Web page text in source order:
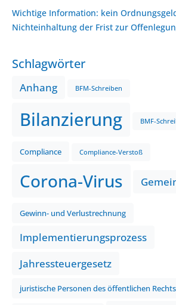
Wichtige Information: kein
Nichteinhaltung der Frist zur
Schlagwörter
Anhang BFM-Schreiben
Bilanzierung BMF-
Compliance Compliance-Verstoß
Corona-Virus
Gewinn- und Verlustrechnung
Implementierungsprozess
Jahressteuergesetz
juristische Personen des öffentlichen Rechts